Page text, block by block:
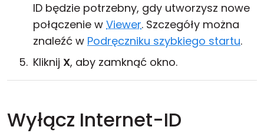
ID będzie potrzebny, gdy utworzysz nowe
połączenie w Viewer. Szczegóły można
znaleźć w Podręczniku szybkiego startu.
Kliknij X, aby zamknąć okno.
Wyłącz Internet-ID